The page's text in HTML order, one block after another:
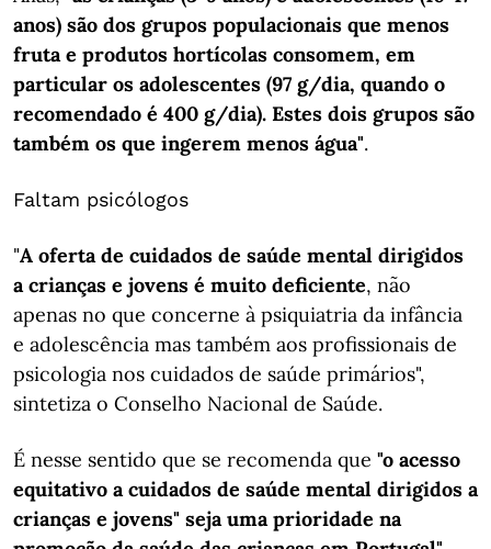
anos) são dos grupos populacionais que menos
fruta e produtos hortícolas consomem, em
particular os adolescentes (97 g/dia, quando o
recomendado é 400 g/dia). Estes dois grupos são
também os que ingerem menos água".
Faltam psicólogos
"A oferta de cuidados de saúde mental dirigidos
a crianças e jovens é muito deficiente, não
apenas no que concerne à psiquiatria da infância
e adolescência mas também aos profissionais de
psicologia nos cuidados de saúde primários",
sintetiza o Conselho Nacional de Saúde.
É nesse sentido que se recomenda que "o acesso
equitativo a cuidados de saúde mental dirigidos a
crianças e jovens" seja uma prioridade na